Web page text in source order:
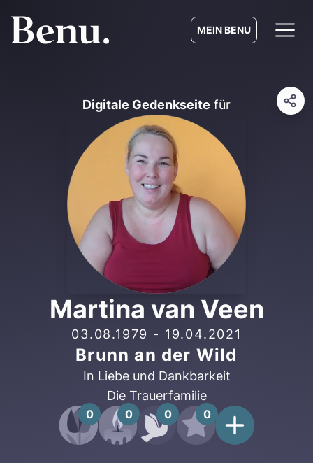
MEIN BENU
Digitale Gedenkseite für
Martina van Veen
03.08.1979 - 19.04.2021
Brunn an der Wild
In Liebe und Dankbarkeit
Die Trauerfamilie
0 0 0 0